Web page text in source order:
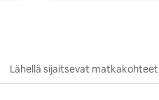
Lähellä sijaitsevat matkakohteet